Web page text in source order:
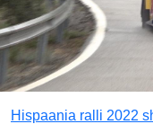
Hispaania ralli 2022